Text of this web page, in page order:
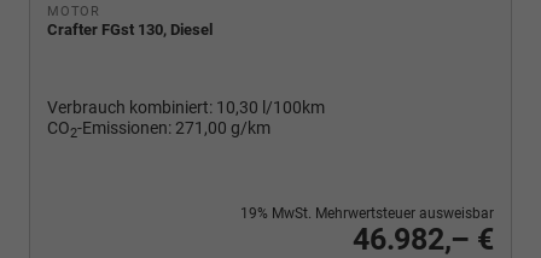
MOTOR
Crafter FGst 130, Diesel
Verbrauch kombiniert: 10,30 l/100km
CO2-Emissionen: 271,00 g/km
46.982,– €
19% MwSt. Mehrwertsteuer ausweisbar